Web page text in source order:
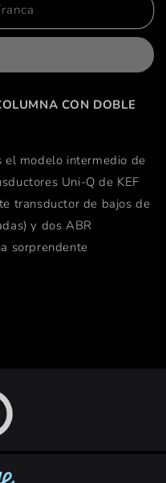
CON DOBLE
el modelo intermedio de
Uni-Q de KEF
transductor de bajos de
y dos ABR
sorprendente